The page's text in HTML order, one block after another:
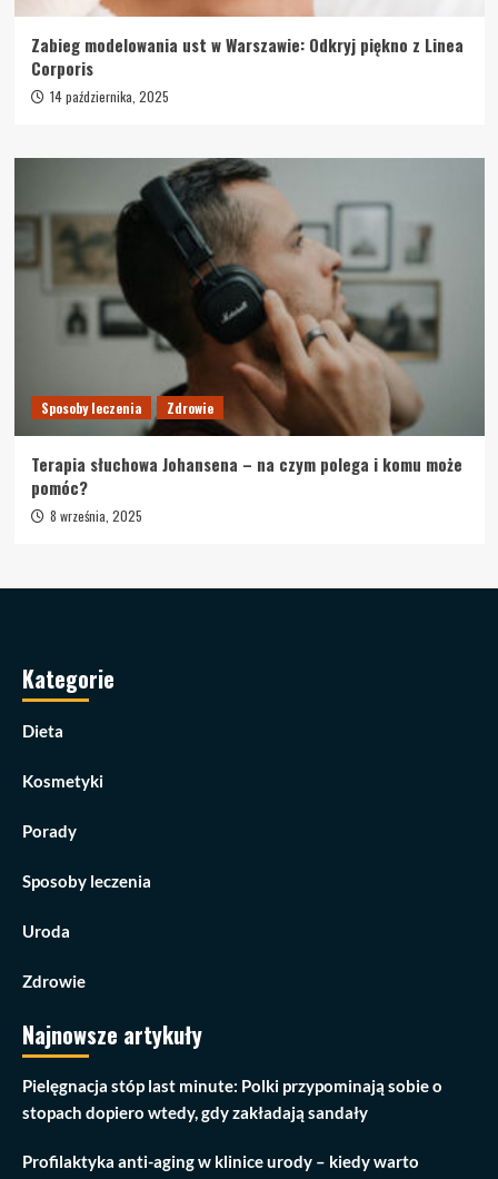
Zabieg modelowania ust w Warszawie: Odkryj piękno z Linea
Corporis
14 października, 2025
Sposoby leczenia Zdrowie
Terapia słuchowa Johansena – na czym polega i komu może
pomóc?
8 września, 2025
Kategorie
Dieta
Kosmetyki
Porady
Sposoby leczenia
Uroda
Zdrowie
Najnowsze artykuły
Pielęgnacja stóp last minute: Polki przypominają sobie o
stopach dopiero wtedy, gdy zakładają sandały
Profilaktyka anti-aging w klinice urody – kiedy warto